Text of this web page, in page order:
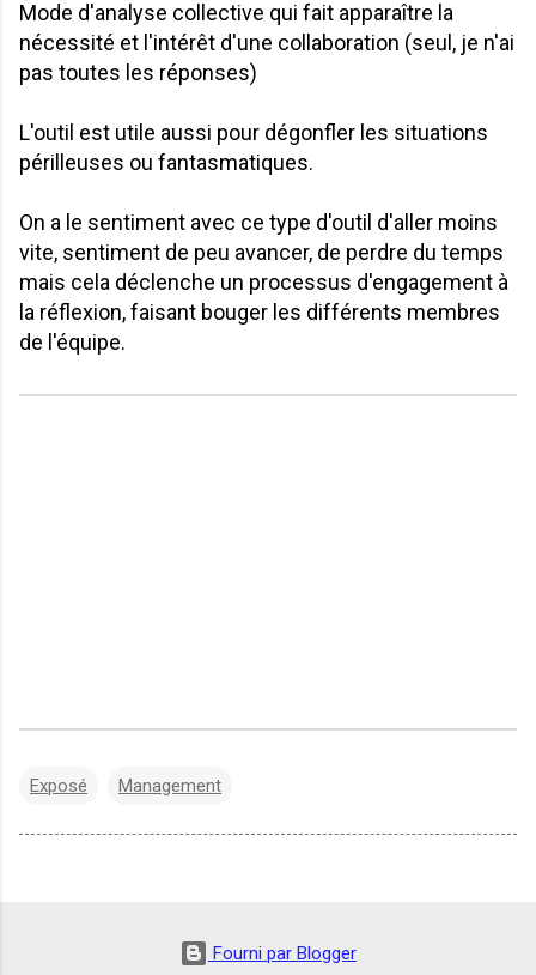
Mode d'analyse collective qui fait apparaître la
nécessité et l'intérêt d'une collaboration (seul, je n'ai
pas toutes les réponses)
L'outil est utile aussi pour dégonfler les situations
périlleuses ou fantasmatiques.
On a le sentiment avec ce type d'outil d'aller moins
vite, sentiment de peu avancer, de perdre du temps
mais cela déclenche un processus d'engagement à
la réflexion, faisant bouger les différents membres
de l'équipe.
Exposé Management
Fourni par Blogger